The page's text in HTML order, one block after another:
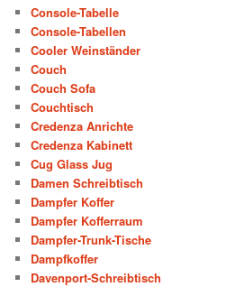
Console-Tabelle
Console-Tabellen
Cooler Weinständer
Couch
Couch Sofa
Couchtisch
Credenza Anrichte
Credenza Kabinett
Cug Glass Jug
Damen Schreibtisch
Dampfer Koffer
Dampfer Kofferraum
Dampfer-Trunk-Tische
Dampfkoffer
Davenport-Schreibtisch